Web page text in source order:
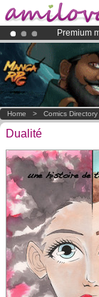
Premium
Amilova
Already
Home > Comics Directory
Dualité